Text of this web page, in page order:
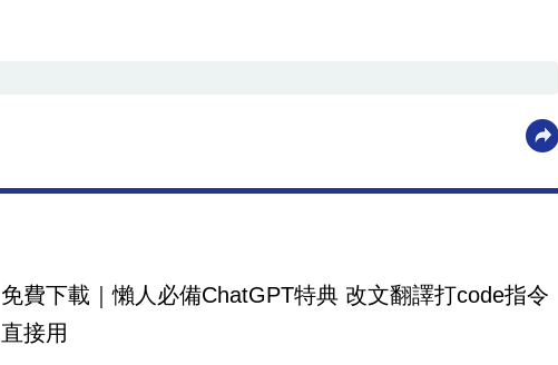
免費下載｜懶人必備ChatGPT特典 改文翻譯打code指令
直接用